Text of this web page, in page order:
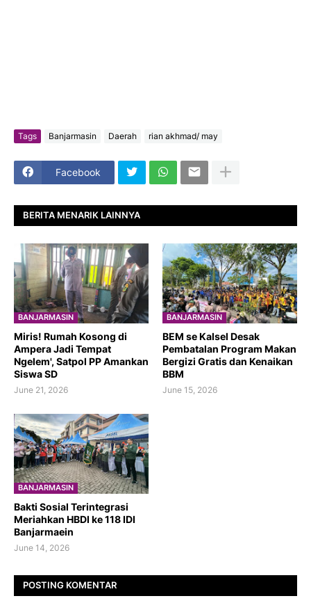
Tags Banjarmasin Daerah rian akhmad/ may
Facebook
BERITA MENARIK LAINNYA
BANJARMASIN
​Miris! Rumah Kosong di
Ampera Jadi Tempat
Ngelem', Satpol PP Amankan
Siswa SD
June 21, 2026
BANJARMASIN
BEM se Kalsel Desak
Pembatalan Program Makan
Bergizi Gratis dan Kenaikan
BBM
June 15, 2026
BANJARMASIN
Bakti Sosial Terintegrasi
Meriahkan HBDI ke 118 IDI
Banjarmaein
June 14, 2026
POSTING KOMENTAR